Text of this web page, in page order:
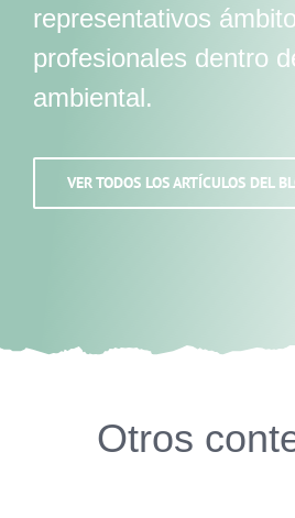
representativos
profesionales dentro
ambiental.
VER TODOS LOS ARTÍCULOS DEL
Otros